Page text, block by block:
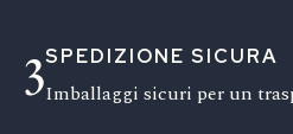
3SPEDIZIONE SICURA
Imballaggi sicuri per un